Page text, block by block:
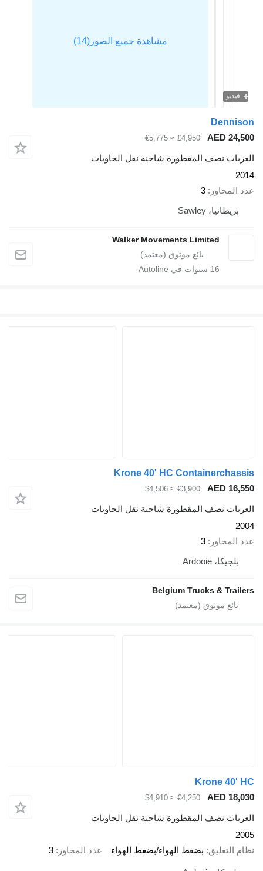
فيديو
AED
£4,950
≈ €5,775
نصف المقطورة شاحنة نقل الحاويات
المحاور 3
بريطانيا، Sawley
Walker Movements Limited
سنوات في Autoline
Krone 40' HC
AED
€3,900
≈ $4,506
نصف المقطورة شاحنة نقل الحاويات
المحاور 3
بلجيكا، Ardooie
Belgium Trucks &
Krone 40'
AED
€4,250
≈ $4,910
نصف المقطورة شاحنة نقل الحاويات
التعليق بضغط الهواء/بضغط الهواء عدد المحاور 3